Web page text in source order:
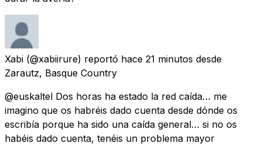
Xabi (@xabiirure) reportó hace 21 minutos desde
Zarautz, Basque Country
@euskaltel Dos horas ha estado la red caída… me
imagino que os habréis dado cuenta desde dónde os
escribía porque ha sido una caída general… si no os
habéis dado cuenta, tenéis un problema mayor